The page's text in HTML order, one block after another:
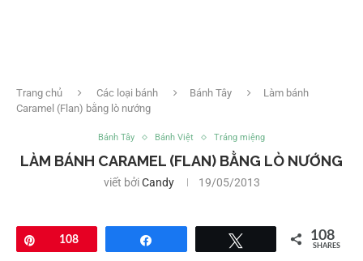
Trang chủ Các loại bánh Bánh Tây
Làm bánh
Caramel (Flan) bằng lò nướng
Bánh Tây Bánh Việt Tráng miệng
LÀM BÁNH CARAMEL (FLAN) BẰNG LÒ NƯỚNG
viết bởiCandy 19/05/2013
Pin108 108
SHARES